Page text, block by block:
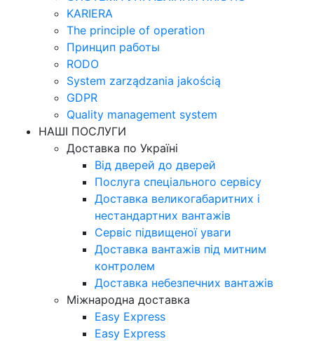
KARIERA
The principle of operation
Принцип работы
RODO
System zarządzania jakością
GDPR
Quality management system
НАШІ ПОСЛУГИ
Доставка по Україні
Від дверей до дверей
Послуга спеціального сервісу
Доставка великогабаритних і
нестандартних вантажів
Сервіс підвищеної уваги
Доставка вантажів під митним
контролем
Доставка небезпечних вантажів
Міжнародна доставка
Easy Express
Easy Express